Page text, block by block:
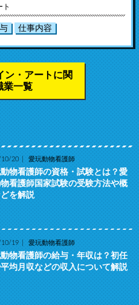
ト
仕事内容
ン・アートに関
業一覧
10/20 愛玩動物看護師
物看護師の資格・試験とは？愛
看護師国家試験の受験方法や概
を解説
10/19 愛玩動物看護師
物看護師の給与・年収は？初任
均月収などの収入について解説